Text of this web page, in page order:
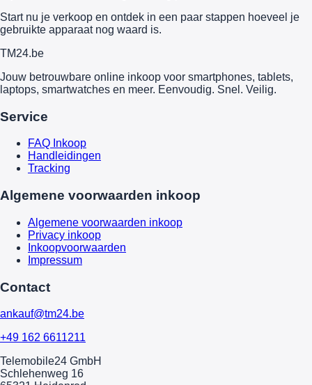
Start nu je verkoop en ontdek in een paar stappen hoeveel je
gebruikte apparaat nog waard is.
TM24.be
Jouw betrouwbare online inkoop voor smartphones, tablets,
laptops, smartwatches en meer. Eenvoudig. Snel. Veilig.
Service
FAQ Inkoop
Handleidingen
Tracking
Algemene voorwaarden inkoop
Algemene voorwaarden inkoop
Privacy inkoop
Inkoopvoorwaarden
Impressum
Contact
ankauf@tm24.be
+49 162 6611211
Telemobile24 GmbH
Schlehenweg 16